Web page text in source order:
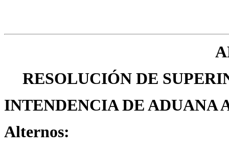
RESOLUCIÓN DE
INTENDENCIA DE ADUANA
Alternos: